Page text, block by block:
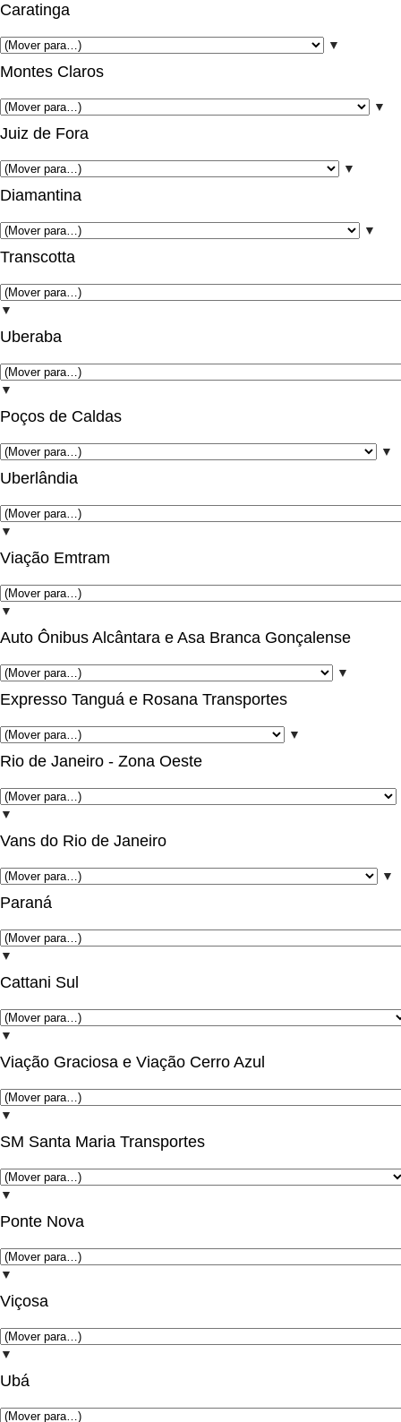
Caratinga
▼
Montes Claros
▼
Juiz de Fora
▼
Diamantina
▼
Transcotta
▼
Uberaba
▼
Poços de Caldas
▼
Uberlândia
▼
Viação Emtram
▼
Auto Ônibus Alcântara e Asa Branca Gonçalense
▼
Expresso Tanguá e Rosana Transportes
▼
Rio de Janeiro - Zona Oeste
▼
Vans do Rio de Janeiro
▼
Paraná
▼
Cattani Sul
▼
Viação Graciosa e Viação Cerro Azul
▼
SM Santa Maria Transportes
▼
Ponte Nova
▼
Viçosa
▼
Ubá